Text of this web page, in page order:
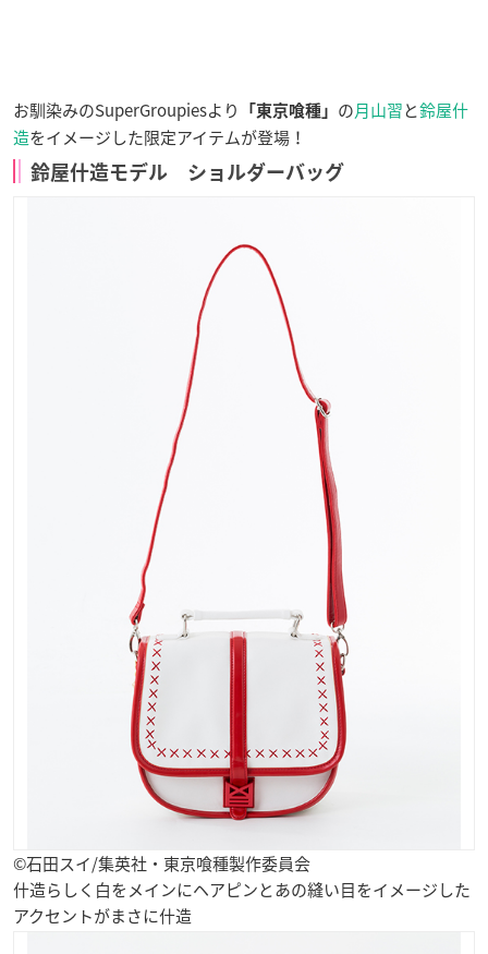
お馴染みのSuperGroupiesより 「東京喰種」 の月山習と鈴屋什
造をイメージした限定アイテムが登場！
鈴屋什造モデル ショルダーバッグ
©石田スイ/集英社・東京喰種製作委員会
什造らしく白をメインにヘアピンとあの縫い目をイメージした
アクセントがまさに什造